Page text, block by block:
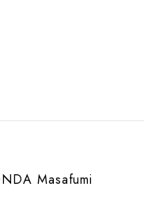
Masafumi